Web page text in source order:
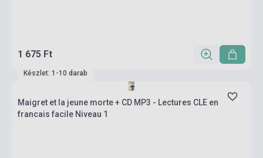
1 675 Ft
Készlet: 1-10 darab
Maigret et la jeune morte + CD MP3 - Lectures CLE en
francais facile Niveau 1